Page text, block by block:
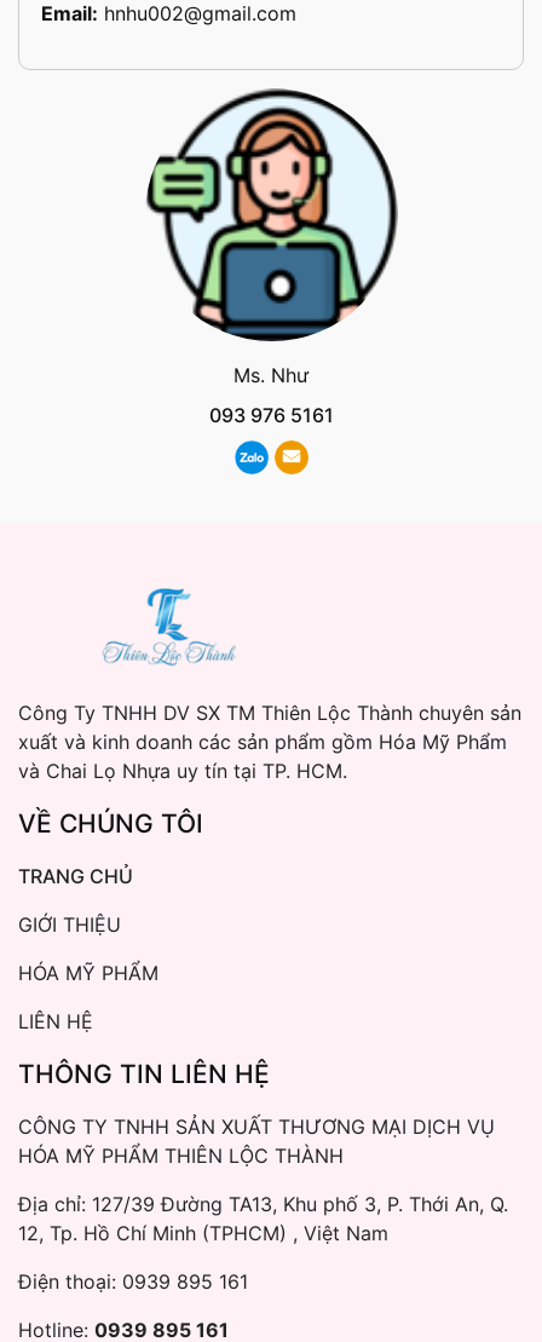
Email: hnhu002@gmail.com
Ms. Như
093 976 5161
Công Ty TNHH DV SX TM Thiên Lộc Thành chuyên sản
xuất và kinh doanh các sản phẩm gồm Hóa Mỹ Phẩm
và Chai Lọ Nhựa uy tín tại TP. HCM.
VỀ CHÚNG TÔI
TRANG CHỦ
GIỚI THIỆU
HÓA MỸ PHẨM
LIÊN HỆ
THÔNG TIN LIÊN HỆ
CÔNG TY TNHH SẢN XUẤT THƯƠNG MẠI DỊCH VỤ
HÓA MỸ PHẨM THIÊN LỘC THÀNH
Địa chỉ: 127/39 Đường TA13, Khu phố 3, P. Thới An, Q.
12, Tp. Hồ Chí Minh (TPHCM) , Việt Nam
Điện thoại: 0939 895 161
Hotline: 0939 895 161